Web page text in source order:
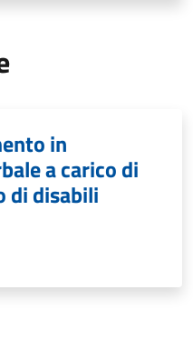
in
a carico di
di disabili